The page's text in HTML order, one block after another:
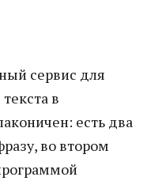
сервис для
в
есть два
во втором